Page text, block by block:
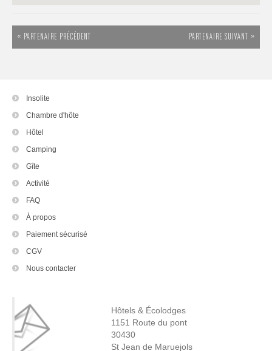
« PARTENAIRE PRÉCÉDENT PARTENAIRE SUIVANT »
Insolite
Chambre d'hôte
Hôtel
Camping
Gîte
Activité
FAQ
À propos
Paiement sécurisé
CGV
Nous contacter
Hôtels & Écolodges
1151 Route du pont
30430
St Jean de Maruejols